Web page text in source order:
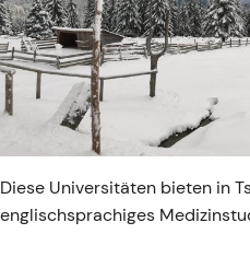
Diese Universitäten bieten in
englischsprachiges